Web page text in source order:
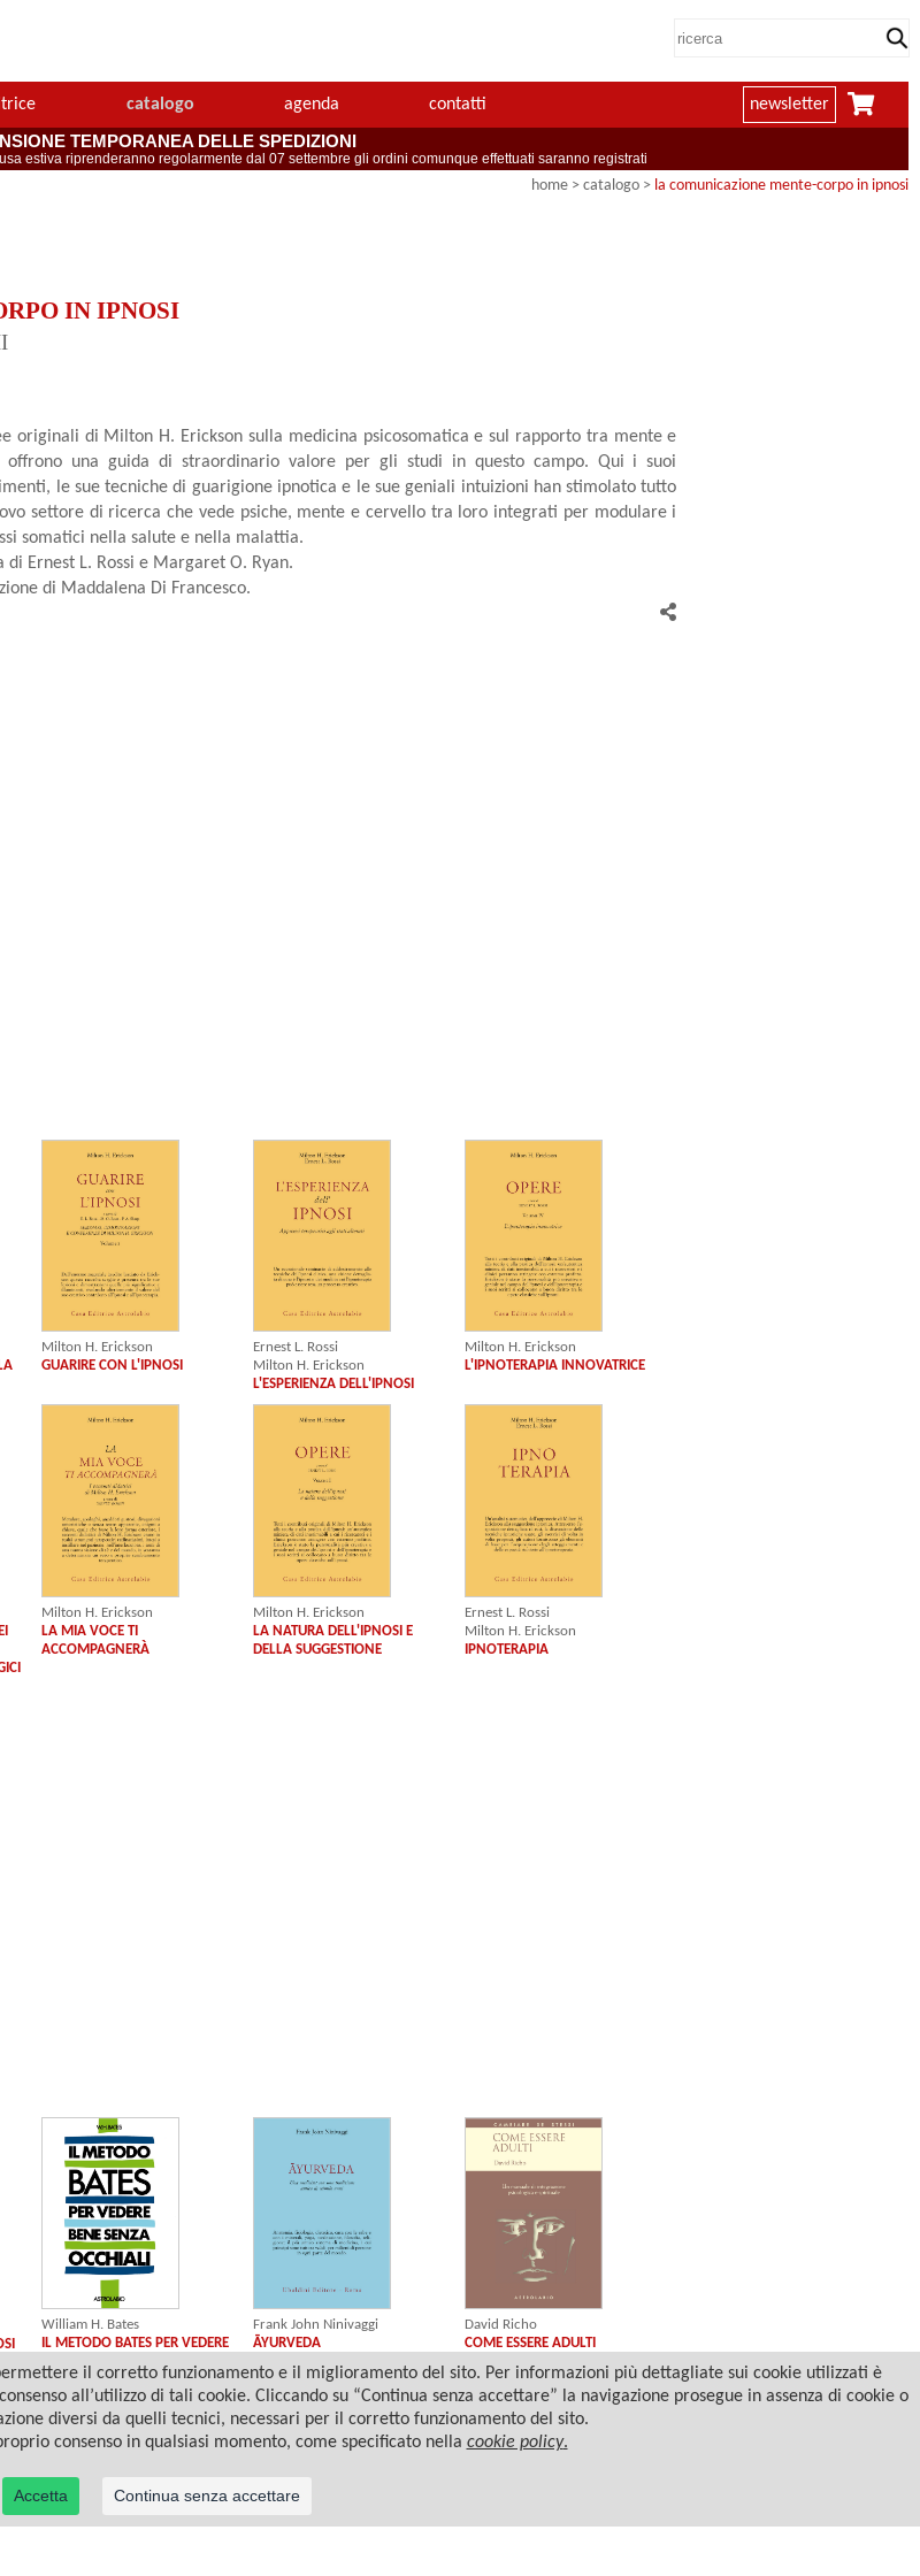
catalogo agenda contatti newsletter
TEMPORANEA DELLE SPEDIZIONI
estiva riprenderanno regolarmente dal 07 settembre gli ordini comunque effettuati saranno registrati
home > catalogo > la comunicazione mente-corpo in ipnosi
IN IPNOSI
originali di Milton H. Erickson sulla medicina psicosomatica e sul rapporto tra mente e
offrono una guida di straordinario valore per gli studi in questo campo. Qui i suoi
le sue tecniche di guarigione ipnotica e le sue geniali intuizioni han stimolato tutto
settore di ricerca che vede psiche, mente e cervello tra loro integrati per modulare i
somatici nella salute e nella malattia.
di Ernest L. Rossi e Margaret O. Ryan.
di Maddalena Di Francesco.
Milton H. Erickson
GUARIRE CON L'IPNOSI
Ernest L. Rossi
Milton H. Erickson
L'ESPERIENZA DELL'IPNOSI
Milton H. Erickson
L'IPNOTERAPIA INNOVATRICE
Milton H. Erickson
LA MIA VOCE TI
ACCOMPAGNERÀ
Milton H. Erickson
LA NATURA DELL'IPNOSI E
DELLA SUGGESTIONE
Ernest L. Rossi
Milton H. Erickson
IPNOTERAPIA
William H. Bates
IL METODO BATES PER VEDERE
Frank John Ninivaggi
ĀYURVEDA
David Richo
COME ESSERE ADULTI
Astrolabio - Ubaldini Editore S.r.l. - P.IVA 10323461003 |
il corretto funzionamento e il miglioramento del sito. Per informazioni più dettagliate sui cookie utilizzati è
all’utilizzo di tali cookie. Cliccando su “Continua senza accettare” la navigazione prosegue in assenza di cookie o
diversi da quelli tecnici, necessari per il corretto funzionamento del sito.
consenso in qualsiasi momento, come specificato nella cookie policy.
Accetta Continua senza accettare